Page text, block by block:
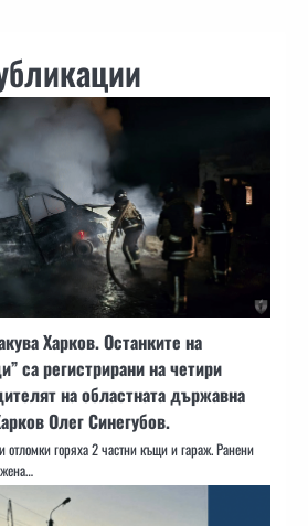
Харков. Останките на
са регистрирани на четири
на областната държавна
Олег Синегубов.
горяха 2 частни къщи и гараж. Ранени